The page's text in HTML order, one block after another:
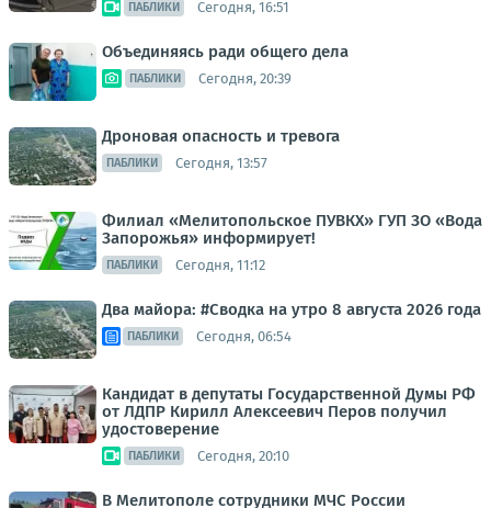
ПАБЛИКИ Сегодня, 16:51
Объединяясь ради общего дела
ПАБЛИКИ Сегодня, 20:39
Дроновая опасность и тревога
ПАБЛИКИ Сегодня, 13:57
Филиал «Мелитопольское ПУВКХ» ГУП ЗО «Вода
Запорожья» информирует!
ПАБЛИКИ Сегодня, 11:12
Два майора: #Сводка на утро 8 августа 2026 года
ПАБЛИКИ Сегодня, 06:54
Кандидат в депутаты Государственной Думы РФ
от ЛДПР Кирилл Алексеевич Перов получил
удостоверение
ПАБЛИКИ Сегодня, 20:10
В Мелитополе сотрудники МЧС России